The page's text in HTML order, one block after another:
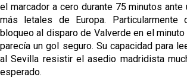
el marcador a cero durante 75 minutos
más letales de Europa. Particularmente
bloqueo al disparo de Valverde en el
parecía un gol seguro. Su capacidad para
al Sevilla resistir el asedio madridista
esperado.